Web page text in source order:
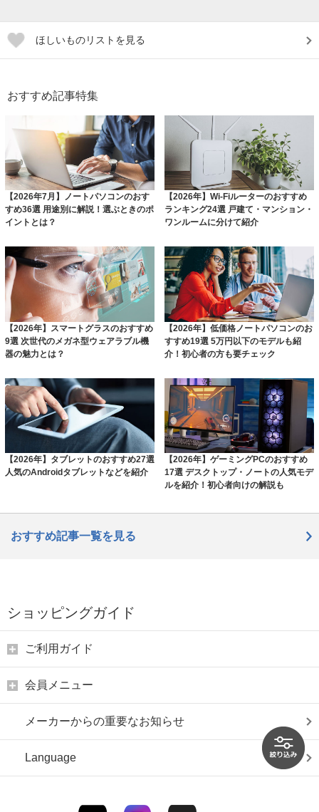
ほしいものリストを見る
おすすめ記事特集
【2026年7月】ノートパソコンのおす
すめ36選 用途別に解説！選ぶときのポ
イントとは？
【2026年】Wi-Fiルーターのおすすめ
ランキング24選 戸建て・マンション・
ワンルームに分けて紹介
【2026年】スマートグラスのおすすめ
9選 次世代のメガネ型ウェアラブル機
器の魅力とは？
【2026年】低価格ノートパソコンのお
すすめ19選 5万円以下のモデルも紹
介！初心者の方も要チェック
【2026年】タブレットのおすすめ27選
人気のAndroidタブレットなどを紹介
【2026年】ゲーミングPCのおすすめ
17選 デスクトップ・ノートの人気モデ
ルを紹介！初心者向けの解説も
おすすめ記事一覧を見る
ショッピングガイド
ご利用ガイド
会員メニュー
メーカーからの重要なお知らせ
Language